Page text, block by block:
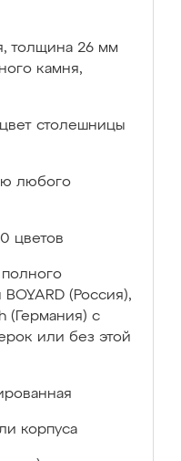
толщина 26 мм
камня,
столешницы
любого
цветов
(Россия),
(Германия) с
или без этой
корпуса